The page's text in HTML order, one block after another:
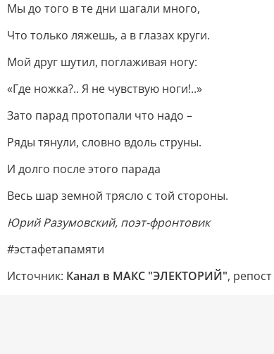
Мы до того в те дни шагали много,
Что только ляжешь, а в глазах круги.
Мой друг шутил, поглаживая ногу:
«Где ножка?.. Я не чувствую ноги!..»
Зато парад протопали что надо –
Ряды тянули, словно вдоль струны.
И долго после этого парада
Весь шар земной трясло с той стороны.
Юрий Разумовский, поэт-фронтовик
#эстафетапамяти
Источник: Канал в МАКС "ЭЛЕКТОРИЙ", репост